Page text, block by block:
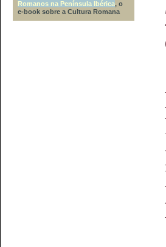
Romanos na Península Ibérica, o
e-book sobre a Cultura Romana